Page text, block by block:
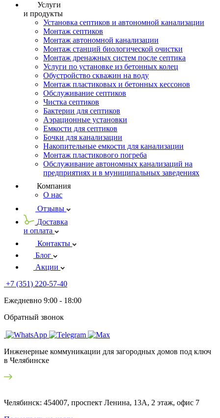
Услуги
и продукты
Установка септиков и автономной канализации
Монтаж септиков
Монтаж автономной канализации
Монтаж станций биологической очистки
Монтаж дренажных систем после септика
Услуги по установке из бетонных колец
Обустройство скважин на воду
Монтаж пластиковых и бетонных кессонов
Обслуживание септиков
Чистка септиков
Бактерии для септиков
Аэрационные установки
Емкости для септиков
Бочки для канализации
Накопительные емкости для канализации
Монтаж пластикового погреба
Обслуживание автономных канализаций на
предприятиях и в муниципальных заведениях
Компания
О нас
Отзывы
Доставка
и оплата
Контакты
Блог
Акции
+7 (351) 220-57-40
Ежедневно 9:00 - 18:00
Обратный звонок
Инженерные коммуникации для загородных домов под ключ
в Челябинске
Челябинск: 454007, проспект Ленина, 13А, 2 этаж, офис 7